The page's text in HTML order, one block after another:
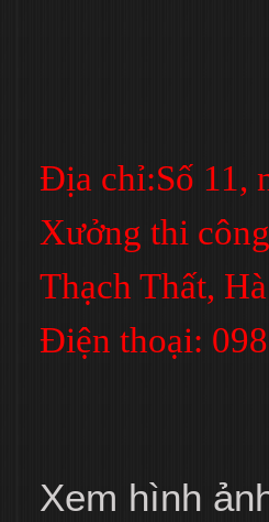
Địa chỉ:Số 11,
Xưởng thi
Thạch Thất,
Điện thoại:
Xem hình